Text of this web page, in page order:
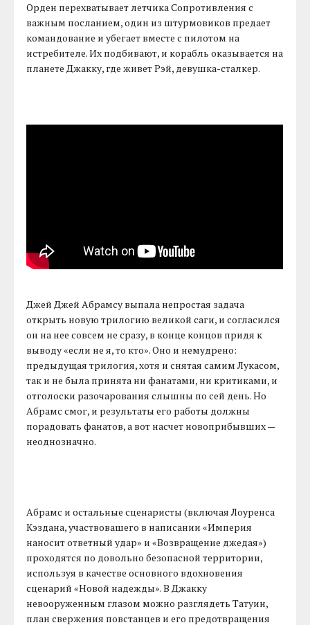
Орден перехватывает летчика Сопротивления с
важным посланием, один из штурмовиков предает
командование и убегает вместе с пилотом на
истребителе. Их подбивают, и корабль оказывается на
планете Джакку, где живет Рэй, девушка-сталкер.
Джей Джей Абрамсу выпала непростая задача
открыть новую трилогию великой саги, и согласился
он на нее совсем не сразу, в конце концов придя к
выводу «если не я, то кто». Оно и немудрено:
предыдущая трилогия, хотя и снятая самим Лукасом,
так и не была принята ни фанатами, ни критиками, и
отголоски разочарования слышны по сей день. Но
Абрамс смог, и результаты его работы должны
порадовать фанатов, а вот насчет новоприбывших —
неоднозначно.
Абрамс и остальные сценаристы (включая Лоуренса
Кэздана, участвовашего в написании «Империя
наносит ответный удар» и «Возвращение джедая»)
проходятся по довольно безопасной территории,
используя в качестве основного вдохновения
сценарий «Новой надежды». В Джакку
невооруженным глазом можно разглядеть Татуин,
план свержения повстанцев и его предотвращения